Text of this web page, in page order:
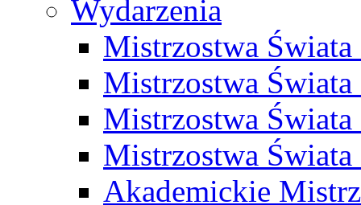
Wydarzenia
Mistrzostwa
Mistrzostwa
Mistrzostwa
Mistrzostwa
Akademickie